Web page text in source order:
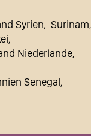
Syrien
Surinam
Niederlande
Senegal